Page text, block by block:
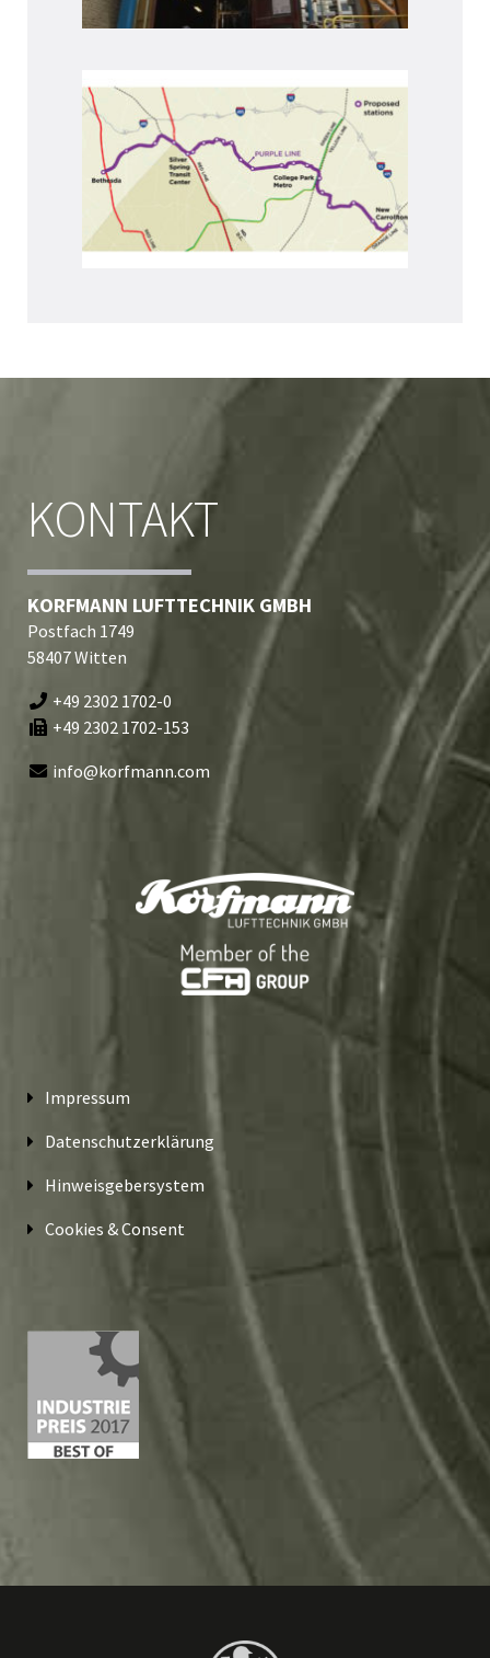
KONTAKT
KORFMANN LUFTTECHNIK GMBH
Postfach 1749
58407 Witten
+49 2302 1702-0
+49 2302 1702-153
info@korfmann.com
Impressum
Datenschutzerklärung
Hinweisgebersystem
Cookies & Consent